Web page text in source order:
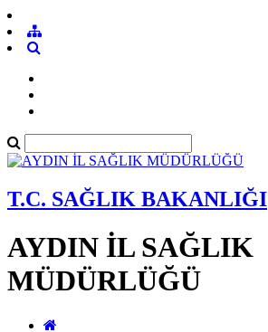
T.C. SAĞLIK BAKANLIĞI
AYDIN İL SAĞLIK
MÜDÜRLÜĞÜ